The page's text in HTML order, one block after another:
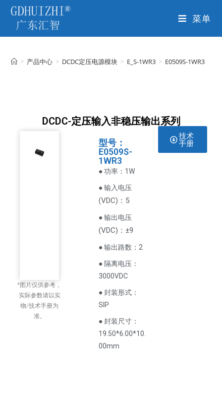
菜单
> 产品中心 > DCDC定压电源模块 > E_S-1WR3 > E0509S-1WR3
DCDC-定压输入非稳压输出系列
*图片仅供参考，
实际参数请以实
物/技术手册为
准。
型号：
E0509S-
1WR3
● 功率：1W
● 输入电压
(VDC)：5
● 输出电压
(VDC) ：±9
● 输出路数：2
● 隔离电压：
3000VDC
● 封装形式：
SIP
● 封装尺寸：
19.50*6.00*10.
00mm
技术
手册